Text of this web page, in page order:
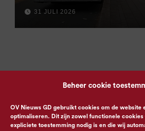
Beheer cookie
OV Nieuws GD gebruikt cookies om de website
optimaliseren. Dit zijn zowel functionele cookies
expliciete toestemming nodig is en die wij
31 JULI 2026